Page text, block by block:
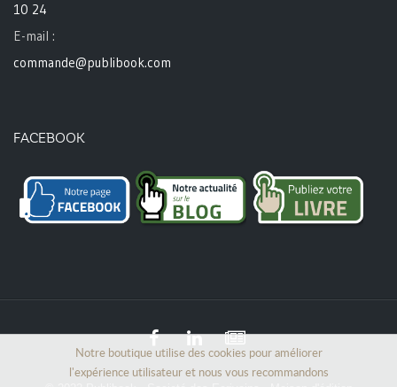
10 24
E-mail :
commande@publibook.com
FACEBOOK
Notre boutique utilise des cookies pour améliorer
l'expérience utilisateur et nous vous recommandons